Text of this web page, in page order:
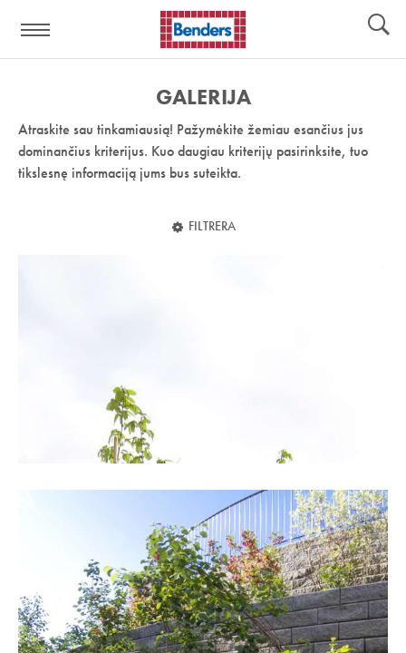
nuoroda:
GALERIJA
Atraskite sau tinkamiausią! Pažymėkite žemiau esančius jus
dominančius kriterijus. Kuo daugiau kriterijų pasirinksite, tuo
tikslesnę informaciją jums bus suteikta.
FILTRERA